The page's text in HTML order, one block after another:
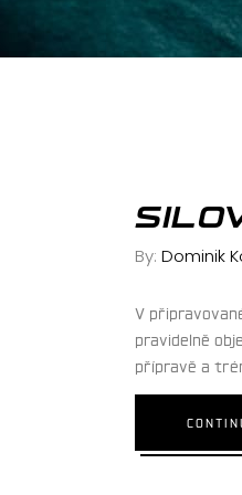
By: Dominik
V
pravidelně
přípravě a